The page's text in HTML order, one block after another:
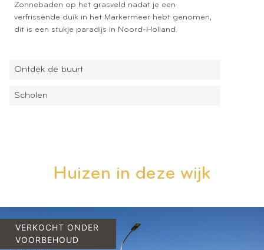
Ontdek de buurt
Scholen
Zonnebaden op het grasveld nadat je een
verfrissende duik in het Markermeer hebt genomen,
dit is een stukje paradijs in Noord-Holland.
Huizen in deze wijk
VERKOCHT ONDER
VOORBEHOUD